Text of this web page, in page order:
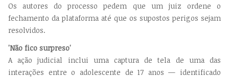
Os autores do processo pedem que um juiz ordene o
fechamento da plataforma até que os supostos perigos sejam
resolvidos.
'Não fico surpreso'
A ação judicial inclui uma captura de tela de uma das
interações entre o adolescente de 17 anos — identificado